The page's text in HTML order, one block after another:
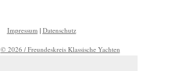
Impressum | Datenschutz
© 2026 / Freundeskreis Klassische Yachten